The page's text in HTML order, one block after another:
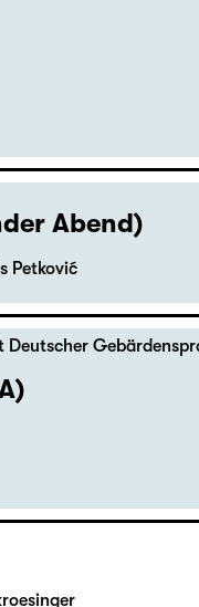
Abend)
Petković
Deutscher